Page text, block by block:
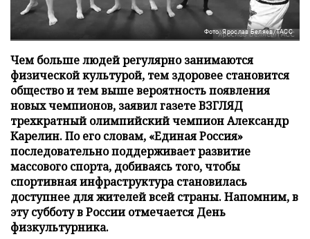
Фото: Ярослав Беляев/ТАСС
Чем больше людей регулярно занимаются
физической культурой, тем здоровее становится
общество и тем выше вероятность появления
новых чемпионов, заявил газете ВЗГЛЯД
трехкратный олимпийский чемпион Александр
Карелин. По его словам, «Единая Россия»
последовательно поддерживает развитие
массового спорта, добиваясь того, чтобы
спортивная инфраструктура становилась
доступнее для жителей всей страны. Напомним, в
эту субботу в России отмечается День
физкультурника.